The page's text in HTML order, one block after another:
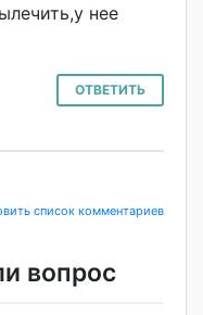
нее
ОТВЕТИТЬ
список комментариев
вопрос